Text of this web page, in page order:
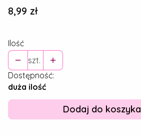
Cena
8,99 zł
Ilość
szt.
Dostępność:
duża ilość
Dodaj do koszyka